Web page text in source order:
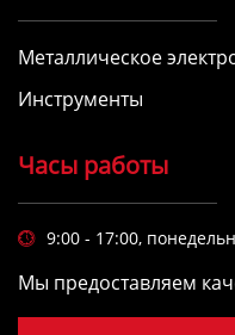
Металлическое
Инструменты
Часы работы
 9:00 - 17:00,
Мы предоставляем